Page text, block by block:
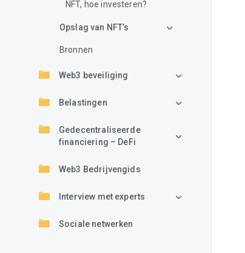
NFT, hoe investeren?
Opslag van NFT’s
Bronnen
Web3 beveiliging
Belastingen
Gedecentraliseerde
financiering – DeFi
Web3 Bedrijvengids
Interview met experts
Sociale netwerken